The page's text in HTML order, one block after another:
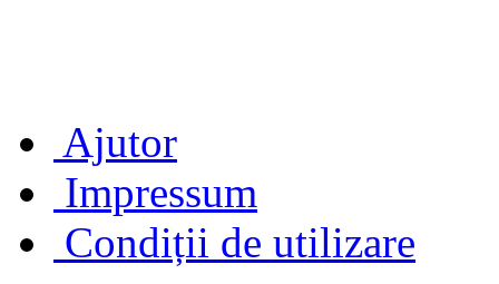
Ajutor
Impressum
Condiții de utilizare